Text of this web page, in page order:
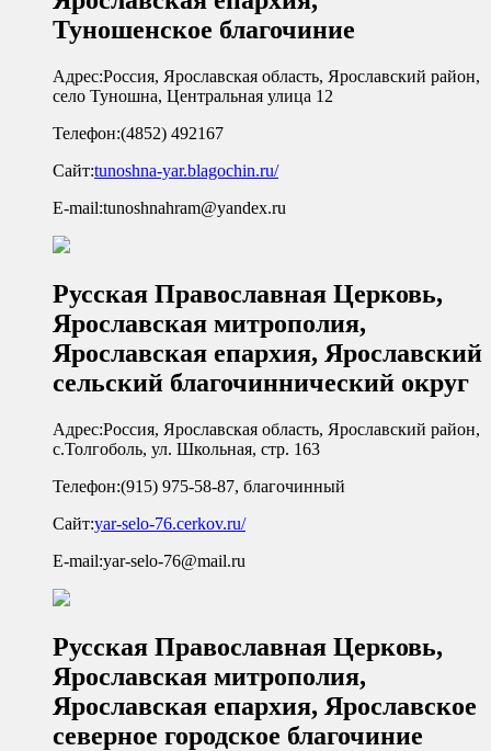
Туношенское благочиние
Адрес:Россия, Ярославская область, Ярославский район,
село Туношна, Центральная улица 12
Телефон:(4852) 492167
Сайт:tunoshna-yar.blagochin.ru/
E-mail:tunoshnahram@yandex.ru
Русская Православная Церковь,
Ярославская митрополия,
Ярославская епархия, Ярославский
сельский благочиннический округ
Адрес:Россия, Ярославская область, Ярославский район,
с.Толгоболь, ул. Школьная, стр. 163
Телефон:(915) 975-58-87, благочинный
Сайт:yar-selo-76.cerkov.ru/
E-mail:yar-selo-76@mail.ru
Русская Православная Церковь,
Ярославская митрополия,
Ярославская епархия, Ярославское
северное городское благочиние